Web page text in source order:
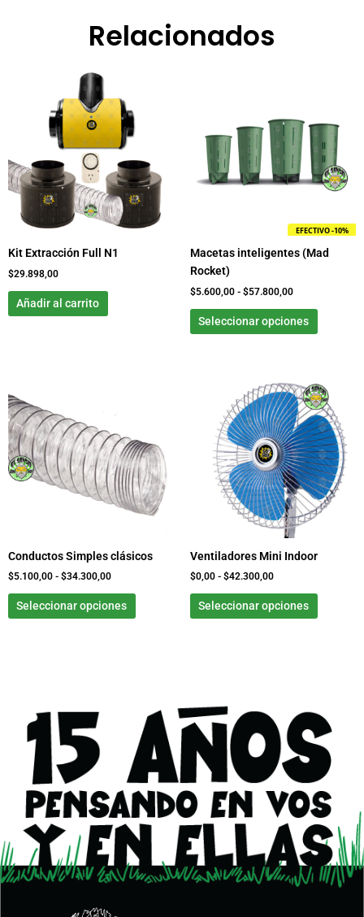
Relacionados
Kit Extracción Full N1
$29.898,00
Añadir al carrito
EFECTIVO -10%
Macetas inteligentes (Mad
Rocket)
$5.600,00 - $57.800,00
$5.600,00
hasta
$57.800,00
Seleccionar opciones
Las
pueden
elegir
en
de
Conductos Simples clásicos
$5.100,00 - $34.300,00
hasta
$34.300,00
Seleccionar opciones
variantes.
Las
opciones
se
en
página
Ventiladores Mini Indoor
$0,00 - $42.300,00
de
precios:
desde
$0,00
hasta
$42.300,00
Seleccionar opciones
tiene
Las
se
en
página